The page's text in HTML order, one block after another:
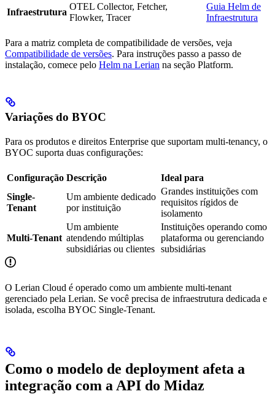
Infraestrutura
OTEL Collector, Fetcher,
Flowker, Tracer
Guia Helm de
Infraestrutura
Para a matriz completa de compatibilidade de versões, veja
Compatibilidade de versões. Para instruções passo a passo de
instalação, comece pelo Helm na Lerian na seção Platform.
Variações do BYOC
Para os produtos e direitos Enterprise que suportam multi-tenancy, o
BYOC suporta duas configurações:
Configuração Descrição
Ideal para
Single-
Tenant
Um ambiente dedicado
por instituição
Grandes instituições com
requisitos rígidos de
isolamento
Multi-Tenant
Um ambiente
atendendo múltiplas
subsidiárias ou clientes
Instituições operando como
plataforma ou gerenciando
subsidiárias
O Lerian Cloud é operado como um ambiente multi-tenant
gerenciado pela Lerian. Se você precisa de infraestrutura dedicada e
isolada, escolha BYOC Single-Tenant.
Como o modelo de deployment afeta a
integração com a API do Midaz